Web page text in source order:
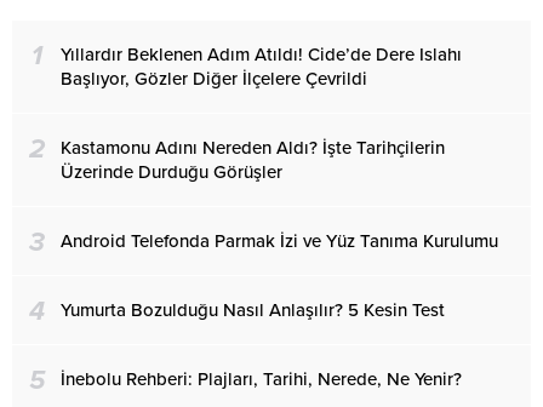
1
Yıllardır Beklenen Adım Atıldı! Cide’de Dere Islahı
Başlıyor, Gözler Diğer İlçelere Çevrildi
2
Kastamonu Adını Nereden Aldı? İşte Tarihçilerin
Üzerinde Durduğu Görüşler
3 Android Telefonda Parmak İzi ve Yüz Tanıma Kurulumu
4 Yumurta Bozulduğu Nasıl Anlaşılır? 5 Kesin Test
5 İnebolu Rehberi: Plajları, Tarihi, Nerede, Ne Yenir?